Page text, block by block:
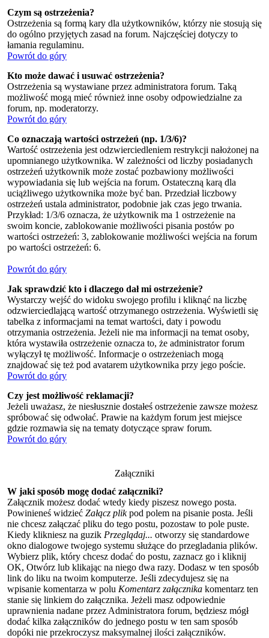
Czym są ostrzeżenia?
Ostrzeżenia są formą kary dla użytkowników, którzy nie stosują się
do ogólno przyjętych zasad na forum. Najczęściej dotyczy to
łamania regulaminu.
Powrót do góry
Kto może dawać i usuwać ostrzeżenia?
Ostrzeżenia są wystawiane przez administratora forum. Taką
możliwość mogą mieć również inne osoby odpowiedzialne za
forum, np. moderatorzy.
Powrót do góry
Co oznaczają wartości ostrzeżeń (np. 1/3/6)?
Wartość ostrzeżenia jest odzwierciedleniem restrykcji nałożonej na
upomnianego użytkownika. W zależności od liczby posiadanych
ostrzeżeń użytkownik może zostać pozbawiony możliwości
wypowiadania się lub wejścia na forum. Ostateczną karą dla
uciążliwego użytkownika może być ban. Przedział liczbowy
ostrzeżeń ustala administrator, podobnie jak czas jego trwania.
Przykład: 1/3/6 oznacza, że użytkownik ma 1 ostrzeżenie na
swoim koncie, zablokowanie możliwości pisania postów po
wartości ostrzeżeń: 3, zablokowanie możliwości wejścia na forum
po wartości ostrzeżeń: 6.
Powrót do góry
Jak sprawdzić kto i dlaczego dał mi ostrzeżenie?
Wystarczy wejść do widoku swojego profilu i kliknąć na liczbę
odzwierciedlającą wartość otrzymanego ostrzeżenia. Wyświetli się
tabelka z informacjami na temat wartości, daty i powodu
otrzymania ostrzeżenia. Jeżeli nie ma informacji na temat osoby,
która wystawiła ostrzeżenie oznacza to, że administrator forum
wyłączył tę możliwość. Informacje o ostrzeżeniach mogą
znajdować się też pod avatarem użytkownika przy jego poście.
Powrót do góry
Czy jest możliwość reklamacji?
Jeżeli uważasz, że niesłusznie dostałeś ostrzeżenie zawsze możesz
spróbować się odwołać. Prawie na każdym forum jest miejsce
gdzie rozmawia się na tematy dotyczące spraw forum.
Powrót do góry
Załączniki
W jaki sposób mogę dodać załączniki?
Załącznik możesz dodać wtedy kiedy piszesz nowego posta.
Powinieneś widzieć Załącz plikpod polem na pisanie posta. Jeśli
nie chcesz załączać pliku do tego postu, pozostaw to pole puste.
Kiedy klikniesz na guzik Przeglądaj... otworzy się standardowe
okno dialogowe twojego systemu służące do przegladania plików.
Wybierz plik, który chcesz dodać do postu, zaznacz go i kliknij
OK, Otwórz lub klikając na niego dwa razy. Dodasz w ten sposób
link do liku na twoim komputerze. Jeśli zdecydujesz się na
wpisanie komentarza w polu Komentarz załącznika komentarz ten
stanie się linkiem do załącznika. Jeżeli masz odpowiednie
uprawnienia nadane przez Administratora forum, będziesz mógł
dodać kilka załączników do jednego postu w ten sam sposób
dopóki nie przekroczysz maksymalnej ilości załączników.